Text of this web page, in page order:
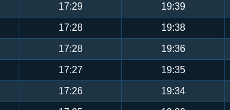
17:29 19:39
17:28 19:38
17:28 19:36
17:27 19:35
17:26 19:34